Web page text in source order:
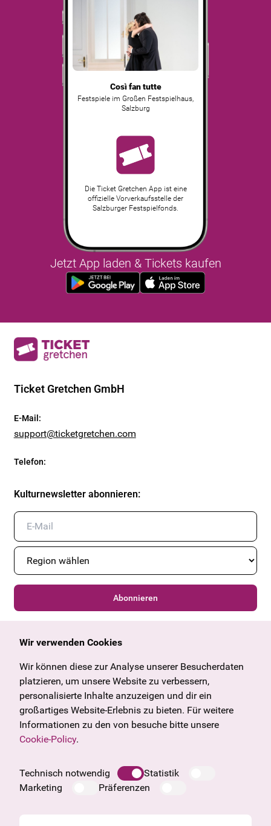
Così fan tutte
Festspiele im Großen Festspielhaus,
Salzburg
Die Ticket Gretchen App ist eine
offizielle Vorverkaufsstelle der
Salzburger Festspielfonds.
Jetzt App laden & Tickets kaufen
Ticket Gretchen GmbH
E-Mail :
support@ticketgretchen.com
Telefon:
Kulturnewsletter abonnieren:
Abonnieren
Allgemein
Angebote & News
U27
Geschenkgutschein
Häufige Fragen
Impressum
Datenschutzinformation
Wien
Tirol
Vorarlberg
Burgenland
Salzburg
Wir verwenden Cookies
Wir können diese zur Analyse unserer Besucherdaten
platzieren, um unsere Website zu verbessern,
personalisierte Inhalte anzuzeigen und dir ein
großartiges Website-Erlebnis zu bieten. Für weitere
Informationen zu den von besuche bitte unsere
Cookie-Policy.
Technisch notwendig
Statistik
Marketing
Präferenzen